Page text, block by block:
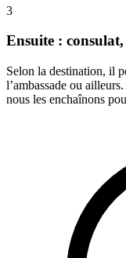
3
Ensuite :
Selon la destination, il
l’ambassade ou
nous les enchaînons